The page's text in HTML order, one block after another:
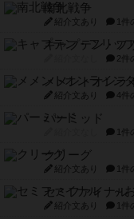
南北戦争
紹介文あり 1件
キャプテン・フ
2件
メメントオンラ
紹介文あり 4件
パーミッド
1件
クリーグ
紹介文あり 1件
セミファイナル
紹介文あり 1件